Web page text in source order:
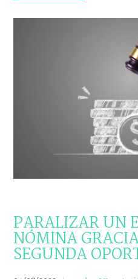
PARALIZAR UN
NÓMINA
SEGUNDA